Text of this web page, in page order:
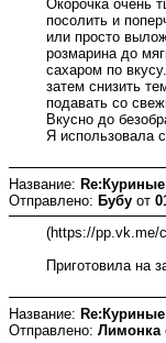
Окорочка очень
посолить и
или просто
розмарина до
сахаром по
затем снизить
подавать со
Вкусно до
Я использовала
Название:
Отправлено: Бубу от
(https://pp.vk.me/
Приготовила на
Название:
Отправлено: Лимонка